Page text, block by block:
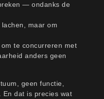
— ondanks de
maar om
te concurreren met
anders geen
geen functie,
En dat is precies wat